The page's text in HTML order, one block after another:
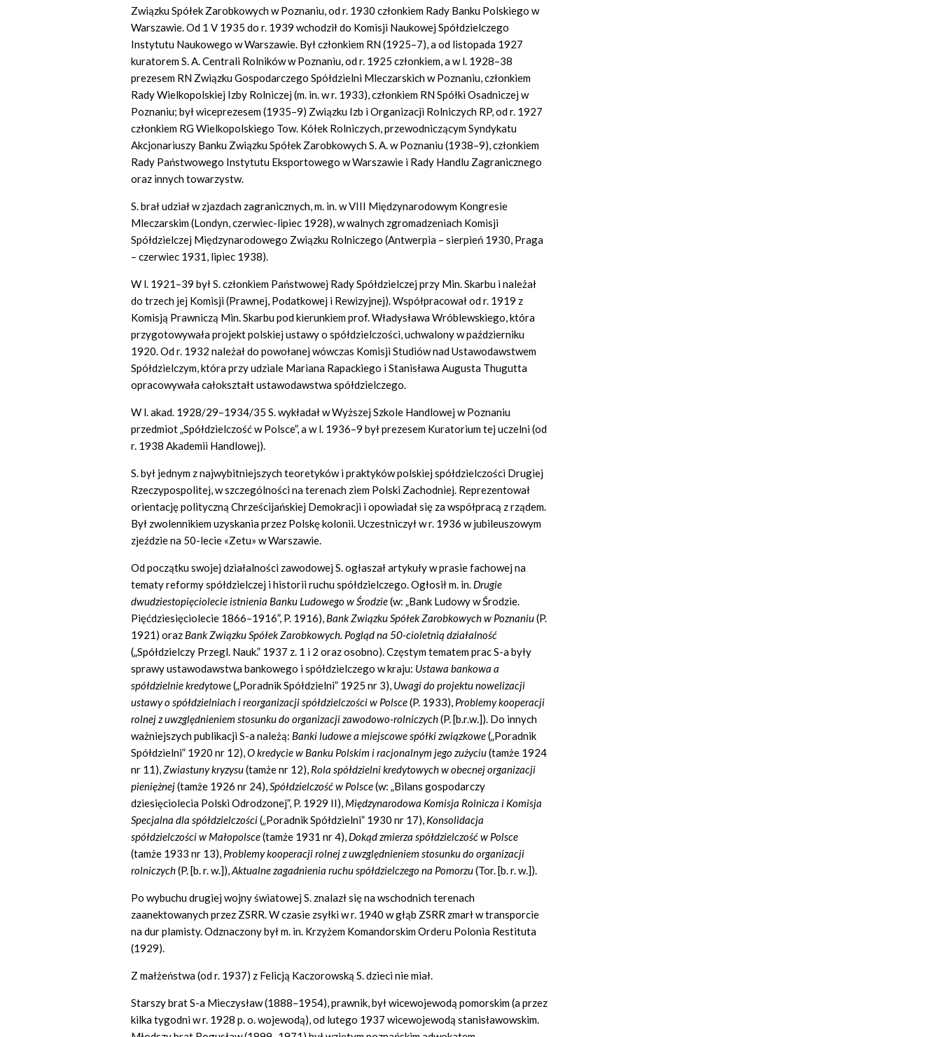
Związku Spółek Zarobkowych w Poznaniu, od r. 1930 członkiem Rady Banku Polskiego w
Warszawie. Od 1 V 1935 do r. 1939 wchodził do Komisji Naukowej Spółdzielczego
Instytutu Naukowego w Warszawie. Był członkiem RN (1925–7), a od listopada 1927
kuratorem S. A. Centrali Rolników w Poznaniu, od r. 1925 członkiem, a w l. 1928–38
prezesem RN Związku Gospodarczego Spółdzielni Mleczarskich w Poznaniu, członkiem
Rady Wielkopolskiej Izby Rolniczej (m. in. w r. 1933), członkiem RN Spółki Osadniczej w
Poznaniu; był wiceprezesem (1935–9) Związku Izb i Organizacji Rolniczych RP, od r. 1927
członkiem RG Wielkopolskiego Tow. Kółek Rolniczych, przewodniczącym Syndykatu
Akcjonariuszy Banku Związku Spółek Zarobkowych S. A. w Poznaniu (1938–9), członkiem
Rady Państwowego Instytutu Eksportowego w Warszawie i Rady Handlu Zagranicznego
oraz innych towarzystw.
S. brał udział w zjazdach zagranicznych, m. in. w VIII Międzynarodowym Kongresie
Mleczarskim (Londyn, czerwiec-lipiec 1928), w walnych zgromadzeniach Komisji
Spółdzielczej Międzynarodowego Związku Rolniczego (Antwerpia – sierpień 1930, Praga
– czerwiec 1931, lipiec 1938).
W l. 1921–39 był S. członkiem Państwowej Rady Spółdzielczej przy Min. Skarbu i należał
do trzech jej Komisji (Prawnej, Podatkowej i Rewizyjnej). Współpracował od r. 1919 z
Komisją Prawniczą Min. Skarbu pod kierunkiem prof. Władysława Wróblewskiego, która
przygotowywała projekt polskiej ustawy o spółdzielczości, uchwalony w październiku
1920. Od r. 1932 należał do powołanej wówczas Komisji Studiów nad Ustawodawstwem
Spółdzielczym, która przy udziale Mariana Rapackiego i Stanisława Augusta Thugutta
opracowywała całokształt ustawodawstwa spółdzielczego.
W l. akad. 1928/29–1934/35 S. wykładał w Wyższej Szkole Handlowej w Poznaniu
przedmiot „Spółdzielczość w Polsce”, a w l. 1936–9 był prezesem Kuratorium tej uczelni (od
r. 1938 Akademii Handlowej).
S. był jednym z najwybitniejszych teoretyków i praktyków polskiej spółdzielczości Drugiej
Rzeczypospolitej, w szczególności na terenach ziem Polski Zachodniej. Reprezentował
orientację polityczną Chrześcijańskiej Demokracji i opowiadał się za współpracą z rządem.
Był zwolennikiem uzyskania przez Polskę kolonii. Uczestniczył w r. 1936 w jubileuszowym
zjeździe na 50-lecie «Zetu» w Warszawie.
Od początku swojej działalności zawodowej S. ogłaszał artykuły w prasie fachowej na
tematy reformy spółdzielczej i historii ruchu spółdzielczego. Ogłosił m. in. Drugie
dwudziestopięciolecie istnienia Banku Ludowego w Środzie(w: „Bank Ludowy w Środzie.
Pięćdziesięciolecie 1866–1916”, P. 1916), Bank Związku Spółek Zarobkowych w Poznaniu(P.
1921) oraz Bank Związku Spółek Zarobkowych. Pogląd na 50-cioletnią działalność
(„Spółdzielczy Przegl. Nauk.” 1937 z. 1 i 2 oraz osobno). Częstym tematem prac S-a były
sprawy ustawodawstwa bankowego i spółdzielczego w kraju: Ustawa bankowa a
spółdzielnie kredytowe(„Poradnik Spółdzielni” 1925 nr 3), Uwagi do projektu nowelizacji
ustawy o spółdzielniach i reorganizacji spółdzielczości w Polsce(P. 1933), Problemy kooperacji
rolnej z uwzględnieniem stosunku do organizacji zawodowo-rolniczych(P. [b.r.w.]). Do innych
ważniejszych publikacji S-a należą: Banki ludowe a miejscowe spółki związkowe(„Poradnik
Spółdzielni” 1920 nr 12),O kredycie w Banku Polskim i racjonalnym jego zużyciu(tamże 1924
nr 11),Zwiastuny kryzysu(tamże nr 12), Rola spółdzielni kredytowych w obecnej organizacji
pieniężnej(tamże 1926 nr 24),Spółdzielczość w Polsce(w: „Bilans gospodarczy
dziesięciolecia Polski Odrodzonej”, P. 1929 II), Międzynarodowa Komisja Rolnicza i Komisja
Specjalna dla spółdzielczości(„Poradnik Spółdzielni” 1930 nr 17), Konsolidacja
spółdzielczości w Małopolsce(tamże 1931 nr 4), Dokąd zmierza spółdzielczość w Polsce
(tamże 1933 nr 13), Problemy kooperacji rolnej z uwzględnieniem stosunku do organizacji
rolniczych(P. [b. r. w.]),Aktualne zagadnienia ruchu spółdzielczego na Pomorzu(Tor. [b. r. w.]).
Po wybuchu drugiej wojny światowej S. znalazł się na wschodnich terenach
zaanektowanych przez ZSRR. W czasie zsyłki w r. 1940 w głąb ZSRR zmarł w transporcie
na dur plamisty. Odznaczony był m. in. Krzyżem Komandorskim Orderu Polonia Restituta
(1929).
Z małżeństwa (od r. 1937) z Felicją Kaczorowską S. dzieci nie miał.
Starszy brat S-a Mieczysław (1888–1954), prawnik, był wicewojewodą pomorskim (a przez
kilka tygodni w r. 1928 p. o. wojewodą), od lutego 1937 wicewojewodą stanisławowskim.